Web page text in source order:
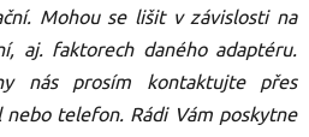
Mohou se lišit v závislosti na
aj. faktorech daného adaptéru.
nás prosím kontaktujte přes
telefon. Rádi Vám poskytne